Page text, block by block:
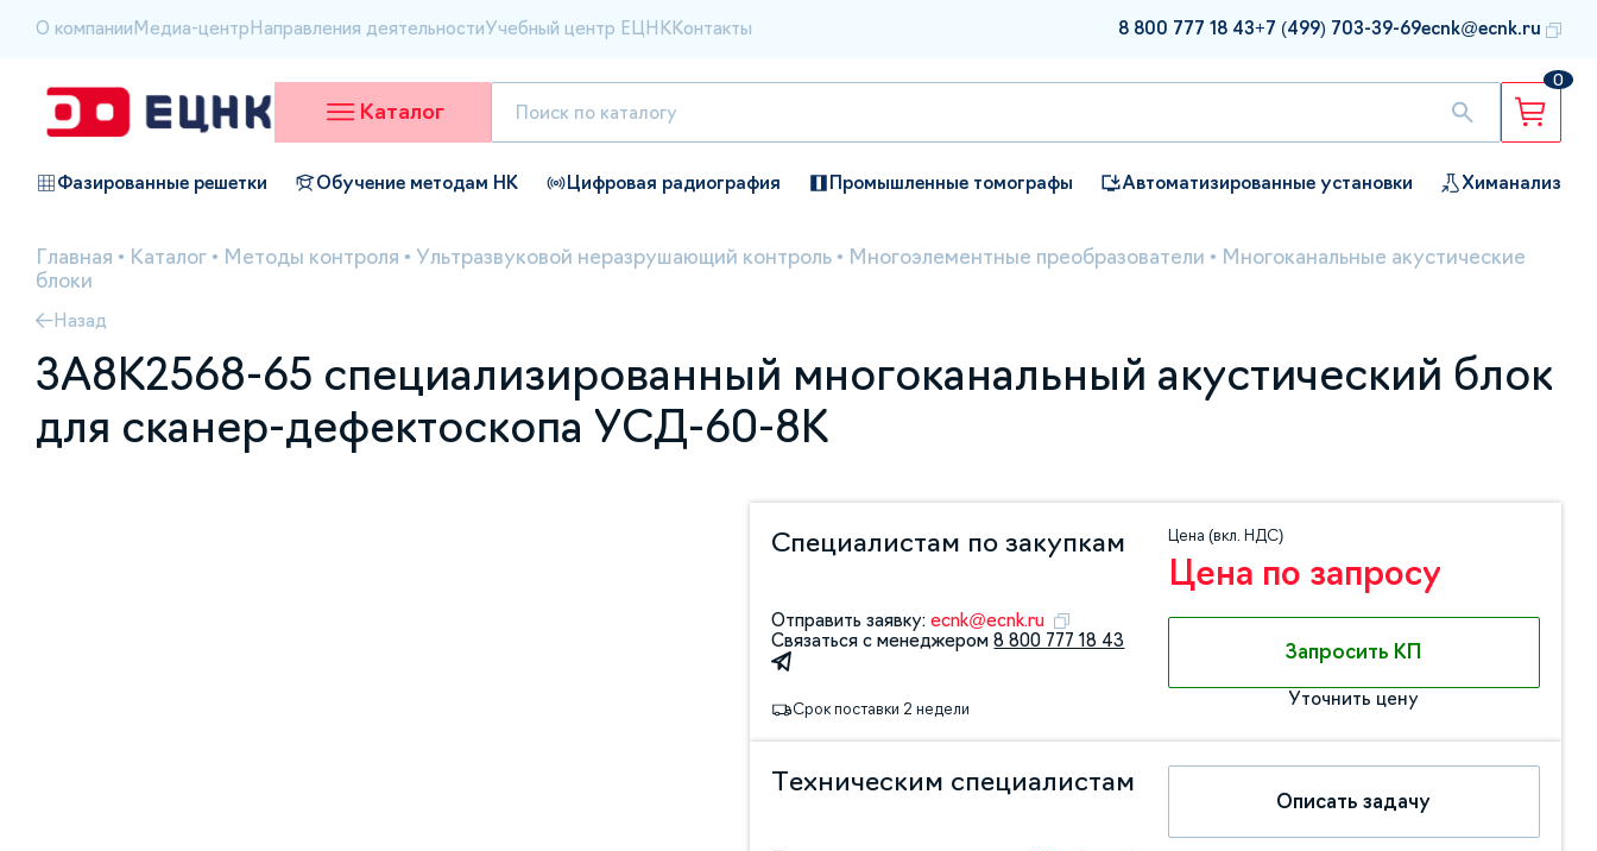
О компании Медиа-центр Направления деятельностиУчебный центр ЕЦНК Контакты 8 800 777 18 43+7 (499) 703-39-69ecnk@ecnk.ru
Каталог
0
Фазированные решетки Обучение методам НК Цифровая радиография Промышленные томографы Автоматизированные установки Химанализ
Главная • Каталог • Методы контроля • Ультразвуковой неразрушающий контроль • Многоэлементные преобразователи • Многоканальные акустические
блоки
Назад
3A8K2568-65 cпециализированный многоканальный акустический блок
для сканер-дефектоскопа УСД-60-8К
Специалистам по закупкам
Отправить заявку:ecnk@ecnk.ru
Связаться с менеджером8 800 777 18 43
Срок поставки 2 недели
Цена (вкл. НДС)
Цена по запросу
Запросить КП
Уточнить цену
Техническим специалистам
Описать задачу